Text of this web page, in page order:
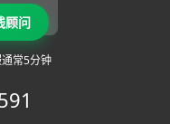
顾问
常5分钟